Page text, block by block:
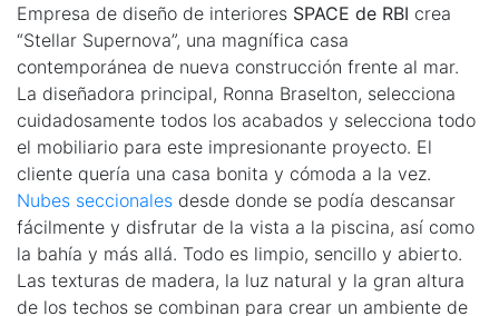
Empresa de diseño de interiores SPACE de RBI crea
“Stellar Supernova”, una magnífica casa
contemporánea de nueva construcción frente al mar.
La diseñadora principal, Ronna Braselton, selecciona
cuidadosamente todos los acabados y selecciona todo
el mobiliario para este impresionante proyecto. El
cliente quería una casa bonita y cómoda a la vez.
Nubes seccionales desde donde se podía descansar
fácilmente y disfrutar de la vista a la piscina, así como
la bahía y más allá. Todo es limpio, sencillo y abierto.
Las texturas de madera, la luz natural y la gran altura
de los techos se combinan para crear un ambiente de